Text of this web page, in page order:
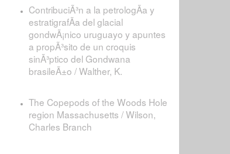
ContribuciÃ³n a la petrologÃ­a y
estratigrafÃ­a del glacial
gondwÃ¡nico uruguayo y apuntes
a propÃ³sito de un croquis
sinÃ³ptico del Gondwana
brasileÃ±o / Walther, K.
The Copepods of the Woods Hole
region Massachusetts / Wilson,
Charles Branch